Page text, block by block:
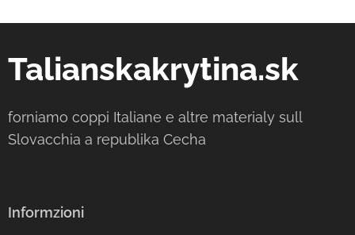
Talianskakrytina.sk
forniamo coppi Italiane e altre materialy sull
Slovacchia a republika Cecha
Informzioni